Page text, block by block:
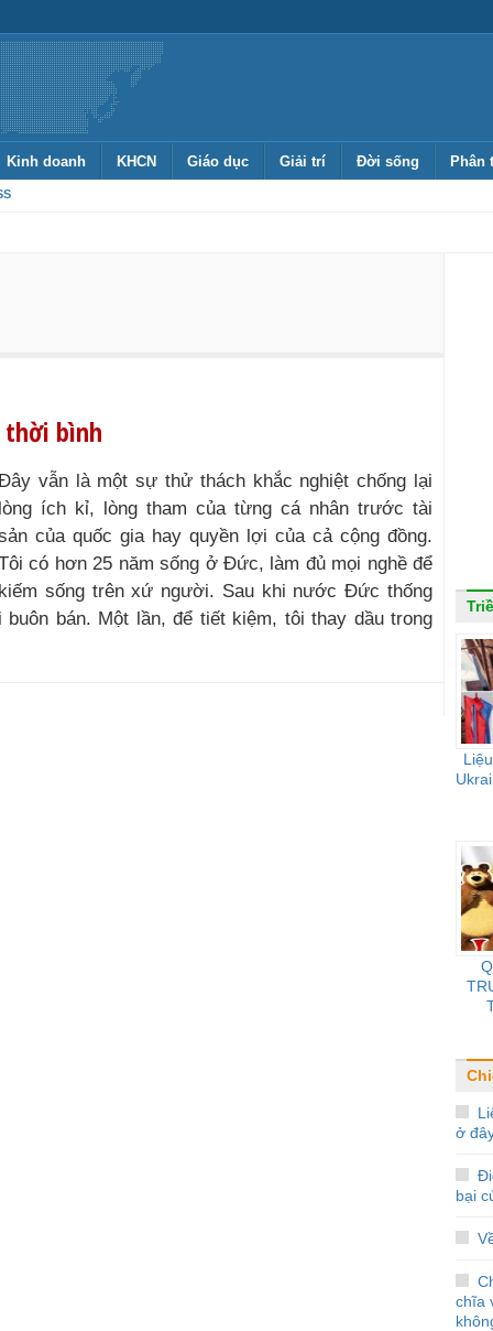
Kinh doanh KHCN Giáo dục Giải trí Đời sống Phân
thời bình
vẫn là một sự thử thách khắc nghiệt chống lại
ích kỉ, lòng tham của từng cá nhân trước tài
của quốc gia hay quyền lợi của cả cộng đồng.
có hơn 25 năm sống ở Đức, làm đủ mọi nghề để
sống trên xứ người. Sau khi nước Đức thống
bán. Một lần, để tiết kiệm, tôi thay dầu trong
ở
bại
chĩa